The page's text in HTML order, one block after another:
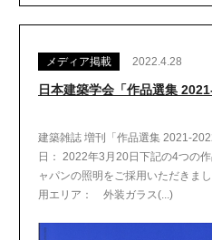
メディア掲載 2022.4.28
日本建築学会「作品選集
建築雑誌 増刊「作品選集 2021-
日： 2022年3月20日下記の4つの
ャパンの照明をご採用いただきま
用エリア： 外装ガラス(...)